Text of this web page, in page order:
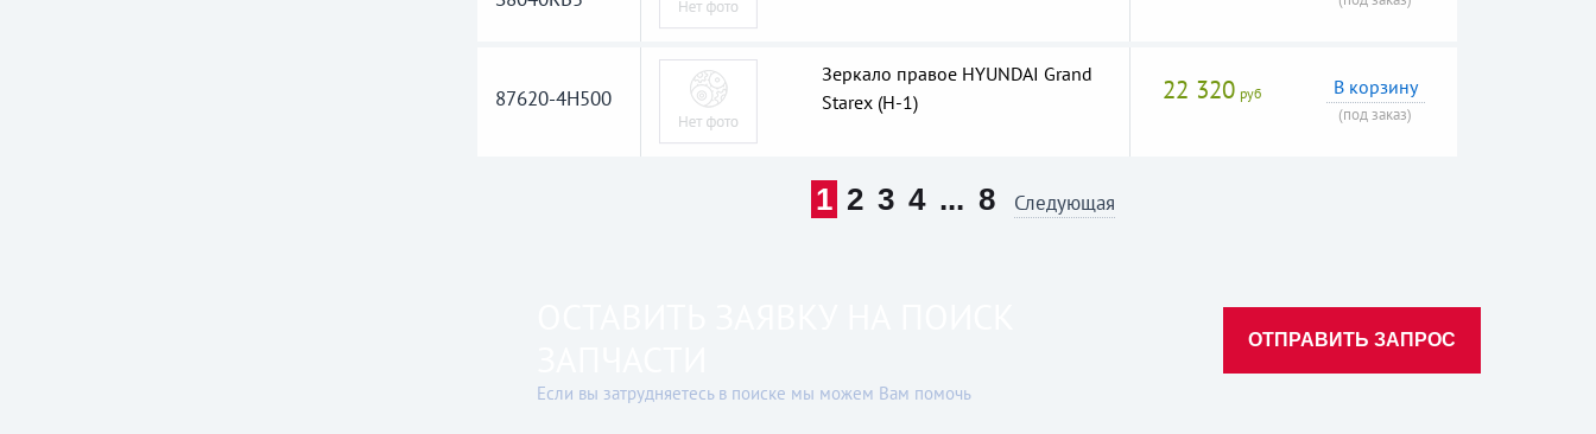
87620-4H500
Зеркало правое HYUNDAI Grand
Starex (H-1)
22 320 руб В корзину
(под заказ)
1 2 3 4 ... 8 Следующая
Если вы затрудняетесь в поиске мы можем Вам помочь
ОТПРАВИТЬ ЗАПРОС